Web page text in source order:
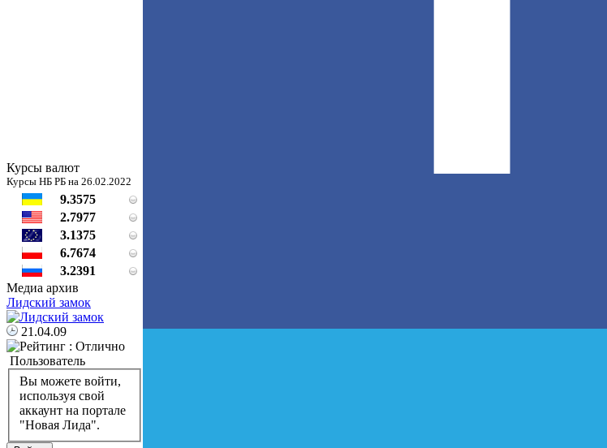
Курсы валют
Курсы НБ РБ на 26.02.2022
9.3575
2.7977
3.1375
6.7674
3.2391
Медиа архив
Лидский замок
21.04.09
Пользователь
Вы можете войти,
используя свой
аккаунт на портале
"Новая Лида".